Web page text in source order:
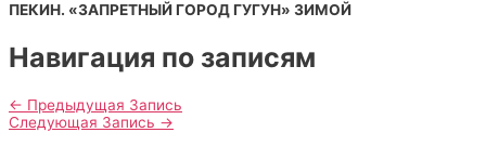
ПЕКИН. «ЗАПРЕТНЫЙ ГОРОД ГУГУН» ЗИМОЙ
Навигация по записям
← Предыдущая Запись
Следующая Запись →